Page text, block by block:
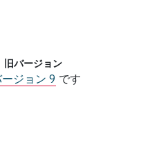
旧バージョン
ジョン 9 です